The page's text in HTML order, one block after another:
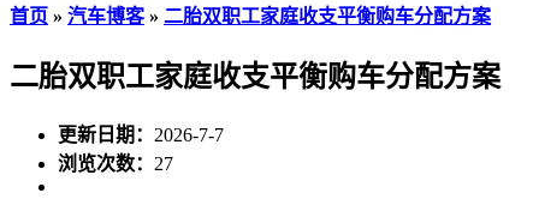
首页 » 汽车博客» 二胎双职工家庭收支平衡购车分配方案
二胎双职工家庭收支平衡购车分配方案
更新日期： 2026-7-7
浏览次数： 27